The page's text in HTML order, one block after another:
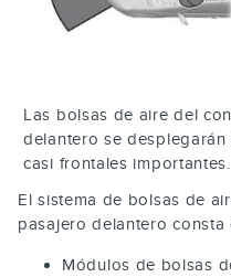
Las bolsas de aire del
delantero se
casi frontales importantes.
El sistema de bolsas de
pasajero delantero consta
Módulos de bolsas